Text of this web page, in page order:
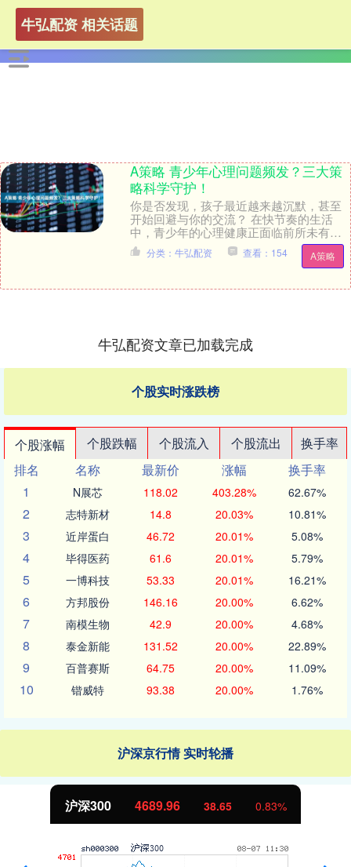
牛弘配资 相关话题
A策略 青少年心理问题频发？三大策
略科学守护！
你是否发现，孩子最近越来越沉默，甚至
开始回避与你的交流？ 在快节奏的生活
中，青少年的心理健康正面临前所未有的
挑战。据2025年最新研究数据显示，超过
40%的青少....
A策略
分类：牛弘配资 查看：154
牛弘配资文章已加载完成
个股实时涨跌榜
个股涨幅 个股跌幅 个股流入 个股流出
换手率
排名
名称 最新价 涨幅
换手率
1
N展芯 118.02 403.28% 62.67%
2 志特新材 14.8 20.03% 10.81%
3 近岸蛋白 46.72 20.01% 5.08%
4 毕得医药 61.6 20.01% 5.79%
5 一博科技 53.33 20.01% 16.21%
6 方邦股份 146.16 20.00% 6.62%
7 南模生物 42.9 20.00% 4.68%
8 泰金新能 131.52 20.00% 22.89%
9 百普赛斯 64.75 20.00% 11.09%
10 锴威特 93.38 20.00% 1.76%
沪深京行情 实时轮播
沪深300 4689.96 38.65 0.83%